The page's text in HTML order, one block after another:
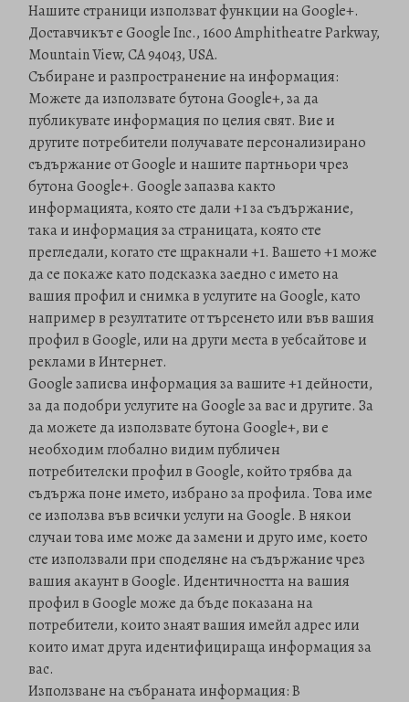
Нашите страници използват функции на Google+.
Доставчикът е Google Inc., 1600 Amphitheatre Parkway,
Mountain View, CA 94043, USA.
Събиране и разпространение на информация:
Можете да използвате бутона Google+, за да
публикувате информация по целия свят. Вие и
другите потребители получавате персонализирано
съдържание от Google и нашите партньори чрез
бутона Google+. Google запазва както
информацията, която сте дали +1 за съдържание,
така и информация за страницата, която сте
прегледали, когато сте щракнали +1. Вашето +1 може
да се покаже като подсказка заедно с името на
вашия профил и снимка в услугите на Google, като
например в резултатите от търсенето или във вашия
профил в Google, или на други места в уебсайтове и
реклами в Интернет.
Google записва информация за вашите +1 дейности,
за да подобри услугите на Google за вас и другите. За
да можете да използвате бутона Google+, ви е
необходим глобално видим публичен
потребителски профил в Google, който трябва да
съдържа поне името, избрано за профила. Това име
се използва във всички услуги на Google. В някои
случаи това име може да замени и друго име, което
сте използвали при споделяне на съдържание чрез
вашия акаунт в Google. Идентичността на вашия
профил в Google може да бъде показана на
потребители, които знаят вашия имейл адрес или
които имат друга идентифицираща информация за
вас.
Използване на събраната информация: В